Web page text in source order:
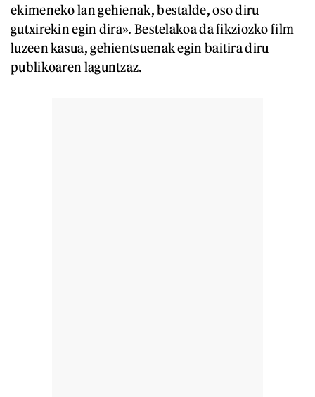
ekimeneko lan gehienak, bestalde, oso diru
gutxirekin egin dira». Bestelakoa da fikziozko film
luzeen kasua, gehientsuenak egin baitira diru
publikoaren laguntzaz.